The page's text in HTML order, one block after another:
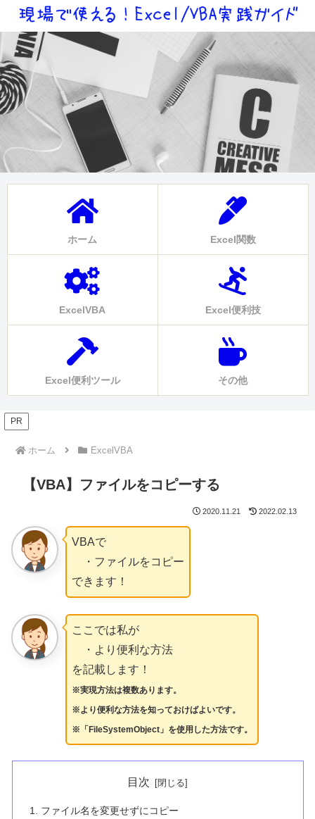
ホーム Excel関数
ExcelVBA Excel便利技
Excel便利ツール その他
PR
ホーム ExcelVBA
【VBA】ファイルをコピーする
2020.11.21 2022.02.13
VBAで
・ファイルをコピー
できます！
ここでは私が
・より便利な方法
を記載します！
※実現方法は複数あります。
※ より便利な方法を知っておけばよいです。
※「FileSystemObject」を使用した方法です。
目次
ファイル名を変更せずにコピー